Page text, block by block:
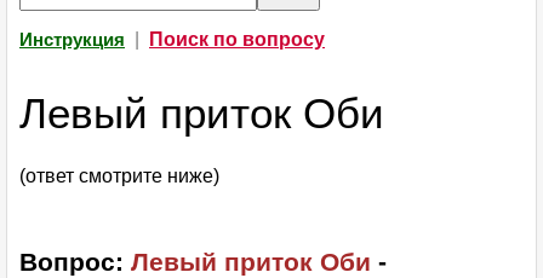
Инструкция Поиск по вопросу
Левый приток Оби
(ответ смотрите ниже)
Вопрос: Левый приток Оби -